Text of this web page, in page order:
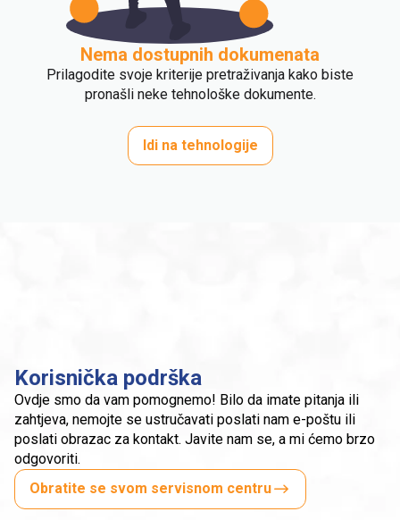
Nema dostupnih dokumenata
Prilagodite svoje kriterije pretraživanja kako biste
pronašli neke tehnološke dokumente.
Idi na tehnologije
Korisnička podrška
Ovdje smo da vam pomognemo! Bilo da imate pitanja ili
zahtjeva, nemojte se ustručavati poslati nam e-poštu ili
poslati obrazac za kontakt. Javite nam se, a mi ćemo brzo
odgovoriti.
Obratite se svom servisnom centru